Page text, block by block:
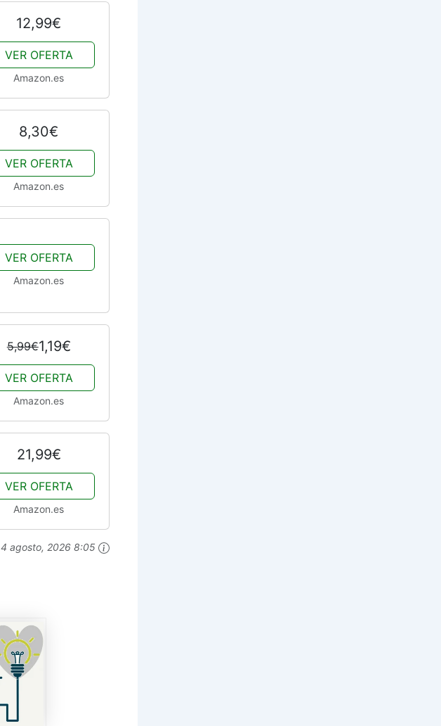
12,99€
VER OFERTA
Amazon.es
8,30€
VER OFERTA
Amazon.es
VER OFERTA
Amazon.es
5,99€1,19€
VER OFERTA
Amazon.es
21,99€
VER OFERTA
Amazon.es
4 agosto, 2026 8:05